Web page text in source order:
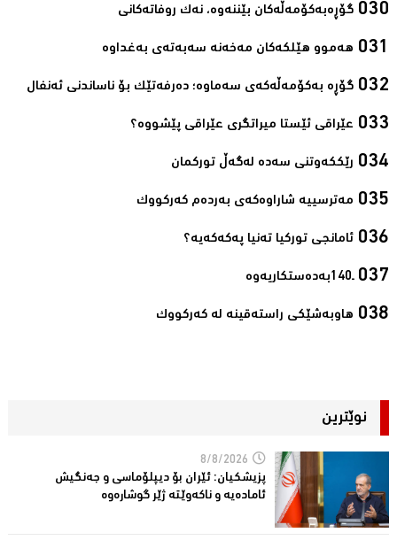
گۆڕەبەكۆمەڵەكان بێننەوە، نەك روفاتەكانی‌
هەموو هێلكەكان مەخەنە سەبەتەی بەغداوە‌
گۆڕە بەكۆمەڵەكەی سەماوە؛ دەرفەتێك بۆ ناساندنی ئەنفال‌
عێراقی ئێستا میراتگری عێراقی پێشووە؟‌
رێككەوتنی سەدە لەگەڵ توركمان‌
مەترسییە شاراوەكەی بەردەم كەركووك‌
ئامانجی توركیا تەنیا پەكەكەیە؟‌
ـ140به‌ده‌ستكاریه‌وه‌‌
هاوبەشێكی راستەقینە لە كەركووك‌
نوێترین
8/8/2026
پزیشكیان: ئێران بۆ دیپلۆماسی و جەنگیش
ئامادەیە و ناکەوێتە ژێر گوشارەوە